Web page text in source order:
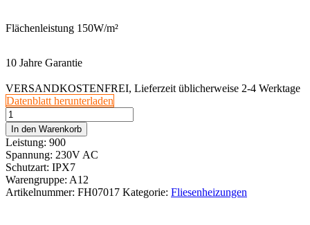
Flächenleistung 150W/m²
10 Jahre Garantie
VERSANDKOSTENFREI, Lieferzeit üblicherweise 2-4 Werktage
Datenblatt herunterladen
InfraFloor©
Fliesenheizung
F150
SECO
6m²
Menge
In den Warenkorb
Leistung: 900
Spannung: 230V AC
Schutzart: IPX7
Warengruppe: A12
Artikelnummer: FH07017 Kategorie: Fliesenheizungen